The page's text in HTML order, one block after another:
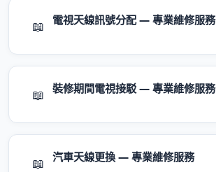
📖 電視天線訊號分配 — 專業維修服務
📖 裝修期間電視接駁 — 專業維修服務
📖 汽車天線更換 — 專業維修服務